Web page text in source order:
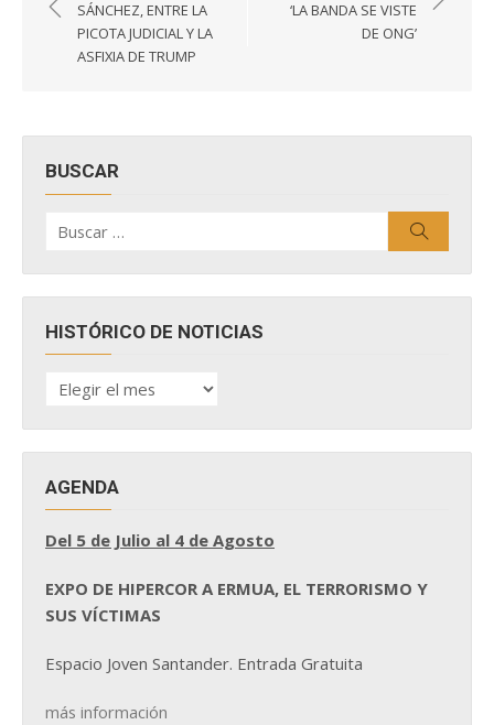
entradas
SÁNCHEZ, ENTRE LA
PICOTA JUDICIAL Y LA
ASFIXIA DE TRUMP
‘LA BANDA SE VISTE
DE ONG’
BUSCAR
por:
HISTÓRICO DE NOTICIAS
HISTÓRICO
DE
AGENDA
Del 5 de Julio al 4 de Agosto
EXPO DE HIPERCOR A ERMUA, EL TERRORISMO Y
SUS VÍCTIMAS
Espacio Joven Santander. Entrada Gratuita
más información